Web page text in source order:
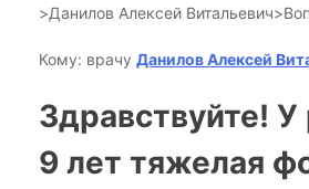
>Данилов Алексей Витальевич>
Кому: врачу Данилов Алексей
Здравствуйте! У
9 лет тяжелая